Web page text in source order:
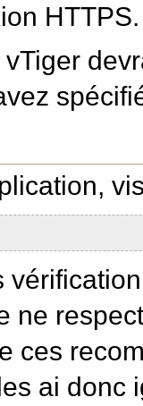
HTTPS.
ne
ces
ai donc